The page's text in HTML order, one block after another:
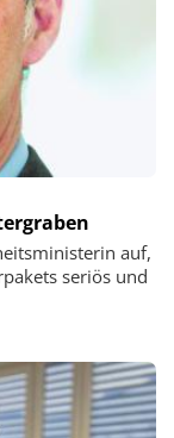
auf,
seriös und